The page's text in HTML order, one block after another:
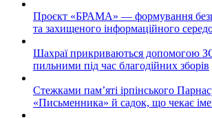
Проєкт «БРАМА» — формування
та захищеного інформаційного
Шахраї прикриваються допомогою
пильними під час благодійних зборів
Стежками пам’яті ірпінського
«Письменника» й садок, що чекає